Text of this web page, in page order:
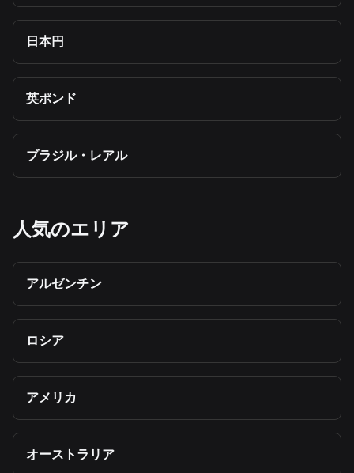
日本円
英ポンド
ブラジル・レアル
人気のエリア
アルゼンチン
ロシア
アメリカ
オーストラリア